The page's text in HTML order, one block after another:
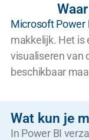
Microsoft Power
makkelijk. Het is
visualiseren van
beschikbaar
Wat kun je
In Power BI